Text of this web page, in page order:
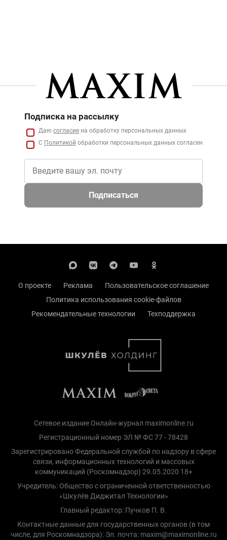
Подписка на рассылку
Даю согласие на обработку персональных данных
С Политикой обработки персональных данных согласен
Подписаться
О проекте Реклама
Пользовательское соглашение
Политика использования cookie-файлов
Рекомендательные технологии
Техподдержка
Сетевое издание Онлайн-журнал maximonline.ru
Регистрационный номер ЭЛ № ФС 77 - 78428
Зарегистрировано Федеральной службой по надзору в сфере
связи, информационных технологий и массовых
коммуникаций (Роскомнадзор) 29.05.2020 18+
Учредитель: Общество с ограниченной ответственностью
«Шкулёв Диджитал Технологии»
Главный редактор: Пучков П. В.
Контактные данные для государственных органов (в том
числе, для Роскомнадзора): Эл. почта: maxim@maximonline.ru